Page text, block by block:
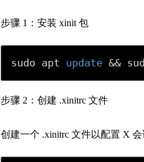
步骤 1：安装 xinit 包
sudo apt update &&
步骤 2：创建 .xinitrc 文件
创建一个 .xinitrc 文件以配置 X 会